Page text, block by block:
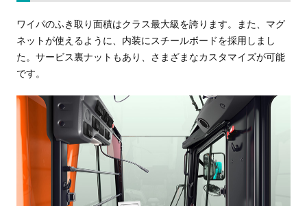
ワイパのふき取り面積はクラス最大級を誇ります。また、マグ
ネットが使えるように、内装にスチールボードを採用しまし
た。サービス裏ナットもあり、さまざまなカスタマイズが可能
です。